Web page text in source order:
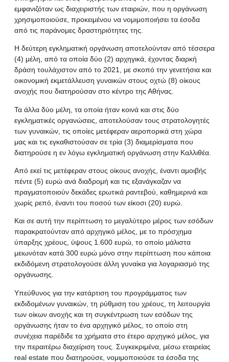
εμφανιζόταν ως διαχειριστής των εταιριών, που η οργάνωση
χρησιμοποιούσε, προκειμένου να νομιμοποιήσει τα έσοδα
από τις παράνομες δραστηριότητες της.
Η δεύτερη εγκληματική οργάνωση αποτελούνταν από τέσσερα
(4) μέλη, από τα οποία δύο (2) αρχηγικά, έχοντας διαρκή
δράση τουλάχιστον από το 2021, με σκοπό την γενετήσια και
οικονομική εκμετάλλευση γυναικών στους οχτώ (8) οίκους
ανοχής που διατηρούσαν στο κέντρο της Αθήνας.
Τα άλλα δύο μέλη, τα οποία ήταν κοινά και στις δύο
εγκληματικές οργανώσεις, αποτελούσαν τους στρατολογητές
των γυναικών, τις οποίες μετέφεραν αεροπορικά στη χώρα
μας και τις εγκαθιστούσαν σε τρία (3) διαμερίσματα που
διατηρούσε η εν λόγω εγκληματική οργάνωση στην Καλλιθέα.
Από εκεί τις μετέφεραν στους οίκους ανοχής, έναντι αμοιβής
πέντε (5) ευρώ ανά διαδρομή και τις εξανάγκαζαν να
πραγματοποιούν δεκάδες ερωτικά ραντεβού, καθημερινά και
χωρίς ρεπό, έναντι του ποσού των είκοσι (20) ευρώ.
Και σε αυτή την περίπτωση το μεγαλύτερο μέρος των εσόδων
παρακρατούνταν από αρχηγικό μέλος, με το πρόσχημα
ύπαρξης χρέους, ύψους 1.600 ευρώ, το οποίο μάλιστα
μειωνόταν κατά 300 ευρώ μόνο στην περίπτωση που κάποια
εκδιδόμενη στρατολογούσε άλλη γυναίκα για λογαριασμό της
οργάνωσης.
Υπεύθυνος για την κατάρτιση του προγράμματος των
εκδιδομένων γυναικών, τη ρύθμιση του χρέους, τη λειτουργία
των οίκων ανοχής και τη συγκέντρωση των εσόδων της
οργάνωσης ήταν το ένα αρχηγικό μέλος, το οποίο στη
συνέχεια παρέδιδε τα χρήματα στο έτερο αρχηγικό μέλος, για
την περαιτέρω διαχείριση τους. Συγκεκριμένα, μέσω εταιρείας
real estate που διατηρούσε, νομιμοποιούσε τα έσοδα της